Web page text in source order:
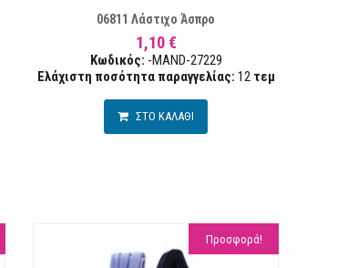
06811 Λάστιχο Άσπρο
1,10 €
Κωδικός: -MAND-27229
Ελάχιστη ποσότητα παραγγελίας: 12 τεμ
ΣΤΟ ΚΑΛΑΘΙ
Προσφορά!